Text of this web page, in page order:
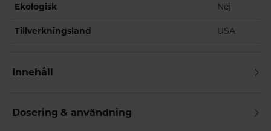
Ekologisk Nej
Tillverkningsland USA
Innehåll
Dosering & användning